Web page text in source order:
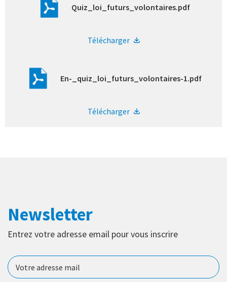
Quiz_loi_futurs_volontaires.pdf
Télécharger
En-_quiz_loi_futurs_volontaires-1.pdf
Télécharger
Newsletter
Entrez votre adresse email pour vous inscrire